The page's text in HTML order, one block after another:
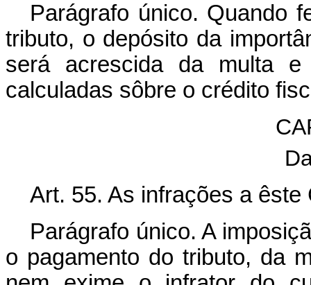
Parágrafo único. Quando
tributo, o depósito da
será acrescida da multa
calculadas sôbre o crédito
Art. 55. As infrações a
Parágrafo único. A
o pagamento do tributo, da